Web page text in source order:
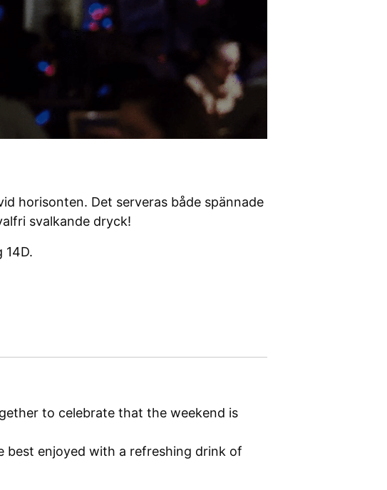
horisonten. Det serveras både spännade
svalkande dryck!
14D.
to celebrate that the weekend is
best enjoyed with a refreshing drink of